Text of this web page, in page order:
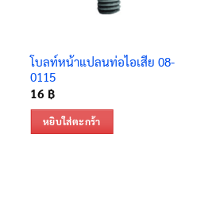
โบลท์หน้าแปลนท่อไอเสีย 08-
0115
16 ฿
หยิบใส่ตะกร้า